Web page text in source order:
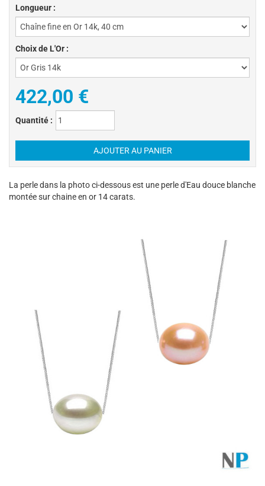
Longueur :
Choix de L'Or :
422,00 €
Quantité :
La perle dans la photo ci-dessous est une perle d'Eau douce blanche
montée sur chaine en or 14 carats.